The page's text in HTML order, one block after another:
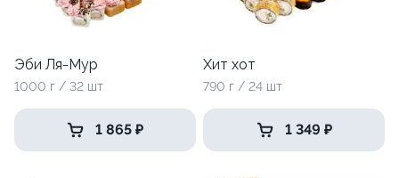
Эби Ля-Мур
1000 г / 32 шт
1 865 ₽
Хит хот
790 г / 24 шт
1 349 ₽